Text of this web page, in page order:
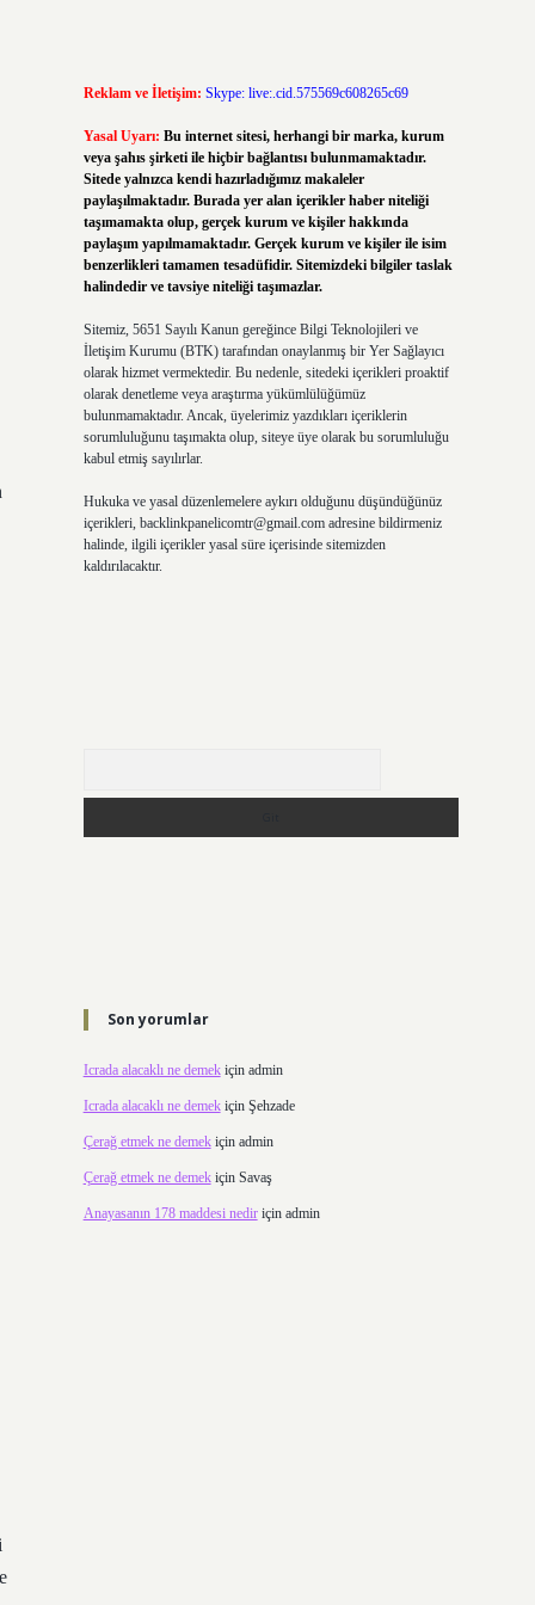
Reklam ve İletişim: Skype: live:.cid.575569c608265c69
Yasal Uyarı: Bu internet sitesi, herhangi bir marka, kurum
veya şahıs şirketi ile hiçbir bağlantısı bulunmamaktadır.
Sitede yalnızca kendi hazırladığımız makaleler
paylaşılmaktadır. Burada yer alan içerikler haber niteliği
taşımamakta olup, gerçek kurum ve kişiler hakkında
paylaşım yapılmamaktadır. Gerçek kurum ve kişiler ile isim
benzerlikleri tamamen tesadüfidir. Sitemizdeki bilgiler taslak
halindedir ve tavsiye niteliği taşımazlar.
Sitemiz, 5651 Sayılı Kanun gereğince Bilgi Teknolojileri ve
İletişim Kurumu (BTK) tarafından onaylanmış bir Yer Sağlayıcı
olarak hizmet vermektedir. Bu nedenle, sitedeki içerikleri proaktif
olarak denetleme veya araştırma yükümlülüğümüz
bulunmamaktadır. Ancak, üyelerimiz yazdıkları içeriklerin
sorumluluğunu taşımakta olup, siteye üye olarak bu sorumluluğu
kabul etmiş sayılırlar.
Hukuka ve yasal düzenlemelere aykırı olduğunu düşündüğünüz
içerikleri, backlinkpanelicomtr@gmail.comadresine bildirmeniz
halinde, ilgili içerikler yasal süre içerisinde sitemizden
kaldırılacaktır.
Son yorumlar
Icrada alacaklı ne demekiçin admin
Icrada alacaklı ne demekiçin Şehzade
Çerağ etmek ne demekiçin admin
Çerağ etmek ne demekiçin Savaş
Anayasanın 178 maddesi nediriçin admin